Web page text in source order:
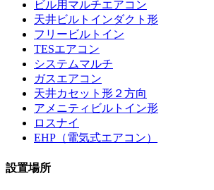
ビル用マルチエアコン
天井ビルトインダクト形
フリービルトイン
TESエアコン
システムマルチ
ガスエアコン
天井カセット形２方向
アメニティビルトイン形
ロスナイ
EHP（電気式エアコン）
設置場所